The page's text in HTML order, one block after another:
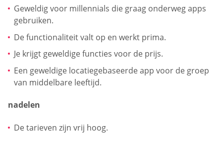
Geweldig voor millennials die graag onderweg apps
gebruiken.
De functionaliteit valt op en werkt prima.
Je krijgt geweldige functies voor de prijs.
Een geweldige locatiegebaseerde app voor de groep
van middelbare leeftijd.
nadelen
De tarieven zijn vrij hoog.